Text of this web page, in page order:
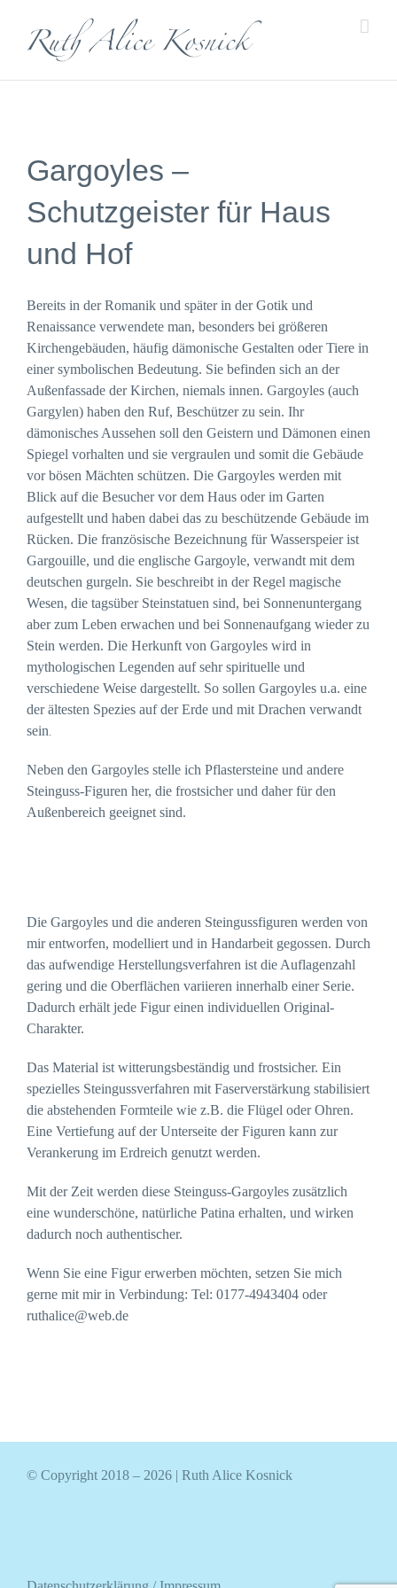
springen
Gargoyles –
Schutzgeister für Haus
und Hof
Bereits in der Romanik und später in der Gotik und
Renaissance verwendete man, besonders bei größeren
Kirchengebäuden, häufig dämonische Gestalten oder Tiere in
einer symbolischen Bedeutung. Sie befinden sich an der
Außenfassade der Kirchen, niemals innen. Gargoyles (auch
Gargylen) haben den Ruf, Beschützer zu sein. Ihr
dämonisches Aussehen soll den Geistern und Dämonen einen
Spiegel vorhalten und sie vergraulen und somit die Gebäude
vor bösen Mächten schützen. Die Gargoyles werden mit
Blick auf die Besucher vor dem Haus oder im Garten
aufgestellt und haben dabei das zu beschützende Gebäude im
Rücken. Die französische Bezeichnung für Wasserspeier ist
Gargouille, und die englische Gargoyle, verwandt mit dem
deutschen gurgeln. Sie beschreibt in der Regel magische
Wesen, die tagsüber Steinstatuen sind, bei Sonnenuntergang
aber zum Leben erwachen und bei Sonnenaufgang wieder zu
Stein werden. Die Herkunft von Gargoyles wird in
mythologischen Legenden auf sehr spirituelle und
verschiedene Weise dargestellt. So sollen Gargoyles u.a. eine
der ältesten Spezies auf der Erde und mit Drachen verwandt
sein
Neben den Gargoyles stelle ich Pflastersteine und andere
Steinguss-Figuren her, die frostsicher und daher für den
Außenbereich geeignet sind.
Die Gargoyles und die anderen Steingussfiguren werden von
mir entworfen, modelliert und in Handarbeit gegossen. Durch
das aufwendige Herstellungsverfahren ist die Auflagenzahl
gering und die Oberflächen variieren innerhalb einer Serie.
Dadurch erhält jede Figur einen individuellen Original-
Charakter.
Das Material ist witterungsbeständig und frostsicher. Ein
spezielles Steingussverfahren mit Faserverstärkung stabilisiert
die abstehenden Formteile wie z.B. die Flügel oder Ohren.
Eine Vertiefung auf der Unterseite der Figuren kann zur
Verankerung im Erdreich genutzt werden.
Mit der Zeit werden diese Steinguss-Gargoyles zusätzlich
eine wunderschöne, natürliche Patina erhalten, und wirken
dadurch noch authentischer.
Wenn Sie eine Figur erwerben möchten, setzen Sie mich
gerne mit mir in Verbindung: Tel: 0177-4943404 oder
ruthalice@web.de
© Copyright 2018 – 2026 | Ruth Alice Kosnick